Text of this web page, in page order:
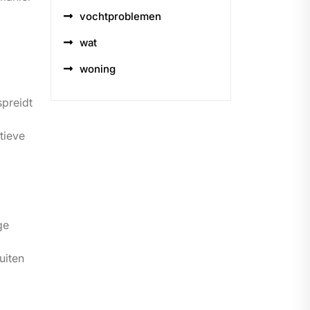
vochtproblemen
wat
woning